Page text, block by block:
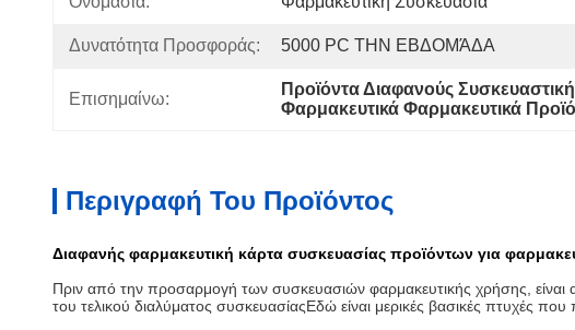
Δυνατότητα Προσφοράς: 5000 PC ΤΗΝ ΕΒΔΟΜΆΔΑ
Επισημαίνω:
Προϊόντα Διαφανούς
Φαρμακευτικά Φαρμακευτικά
Περιγραφή Του Προϊόντος
Διαφανής φαρμακευτική κάρτα συσκευασίας προϊόντων για
Πριν από την προσαρμογή των συσκευασιών φαρμακευτικής χρήσης, είναι
του τελικού διαλύματος συσκευασίαςΕδώ είναι μερικές βασικές πτυχές